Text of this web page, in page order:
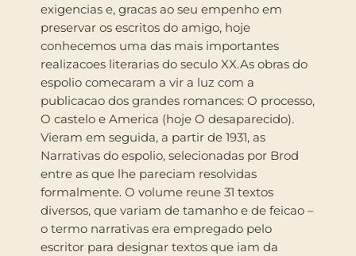
exigencias e, gracas ao seu empenho em
preservar os escritos do amigo, hoje
conhecemos uma das mais importantes
realizacoes literarias do seculo XX.As obras do
espolio comecaram a vir a luz com a
publicacao dos grandes romances: O processo,
O castelo e America (hoje O desaparecido).
Vieram em seguida, a partir de 1931, as
Narrativas do espolio, selecionadas por Brod
entre as que lhe pareciam resolvidas
formalmente. O volume reune 31 textos
diversos, que variam de tamanho e de feicao –
o termo narrativas era empregado pelo
escritor para designar textos que iam da